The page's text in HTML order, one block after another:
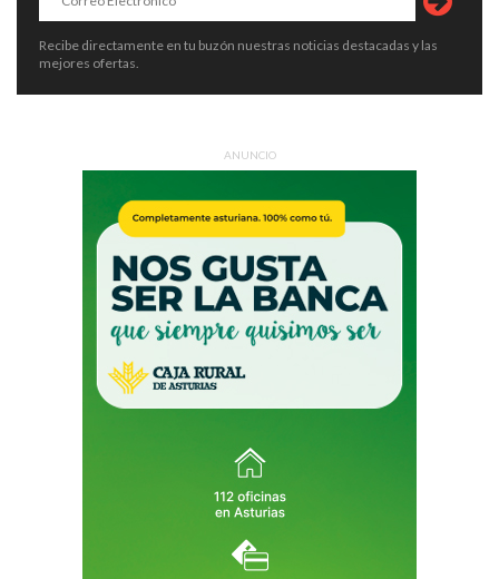
Recibe directamente en tu buzón nuestras noticias destacadas y las
mejores ofertas.
ANUNCIO